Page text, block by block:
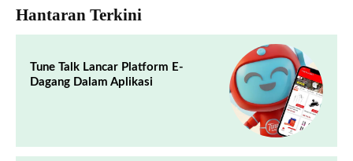
Hantaran Terkini
Tune Talk Lancar Platform E-
Dagang Dalam Aplikasi